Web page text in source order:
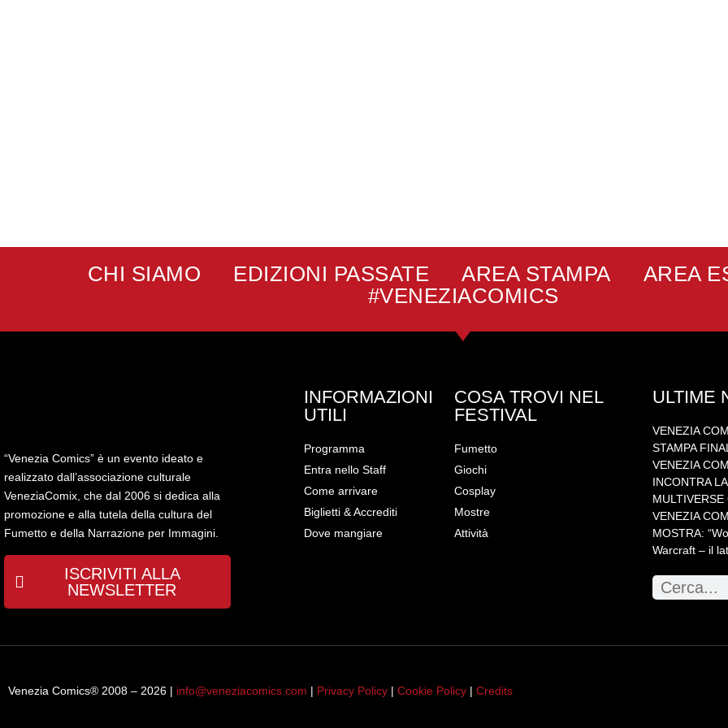
CHI SIAMO EDIZIONI PASSATE AREA STAMPA
AREA
#VENEZIACOMICS
“Venezia Comics” è un evento ideato e
realizzato dall’associazione culturale
VeneziaComix, che dal 2006 si dedica alla
promozione e alla tutela della cultura del
Fumetto e della Narrazione per Immagini.
ISCRIVITI ALLA
NEWSLETTER
INFORMAZIONI
UTILI
Programma
Entra nello Staff
Come arrivare
Biglietti & Accrediti
Dove mangiare
COSA TROVI NEL
FESTIVAL
Fumetto
Giochi
Cosplay
Mostre
Attività
ULTIME
VENEZIA
STAMPA
VENEZIA
INCONTRA
MULTIVERSE
VENEZIA
MOSTRA:
Warcraft – il
Venezia Comics® 2008 – 2026 | info@veneziacomics.com | Privacy Policy | Cookie Policy | Credits